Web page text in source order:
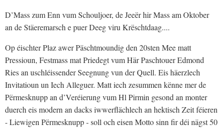
D’Mass zum Enn vum Schouljoer, de Jeeër hir Mass am Oktober
an de Stäeremarsch e puer Deeg viru Krëschtdaag....
Op éischter Plaz awer Päschtmoundig den 20sten Mee matt
Pressioun, Festmass mat Priedegt vum Här Paschtouer Edmond
Ries an uschléissender Seegnung vun der Quell. Eis häerzlech
Invitatioun un Iech Alleguer. Matt iech zesummen kënne mer de
Përmesknupp an d’Veréierung vum Hl Pirmin gesond an monter
duerch eis modern an dacks iwwerflächlech an hektisch Zeit féieren
- Liewigen Përmesknupp - soll och eisen Motto sinn fir déi nägst 50